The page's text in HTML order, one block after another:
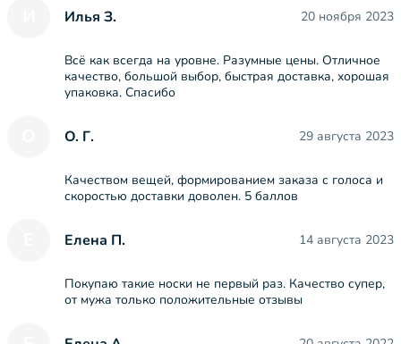
Илья З. 20 ноября 2023
Всё как всегда на уровне. Разумные цены. Отличное
качество, большой выбор, быстрая доставка, хорошая
упаковка. Спасибо
О. Г. 29 августа 2023
Качеством вещей, формированием заказа с голоса и
скоростью доставки доволен. 5 баллов
Елена П. 14 августа 2023
Покупаю такие носки не первый раз. Качество супер,
от мужа только положительные отзывы